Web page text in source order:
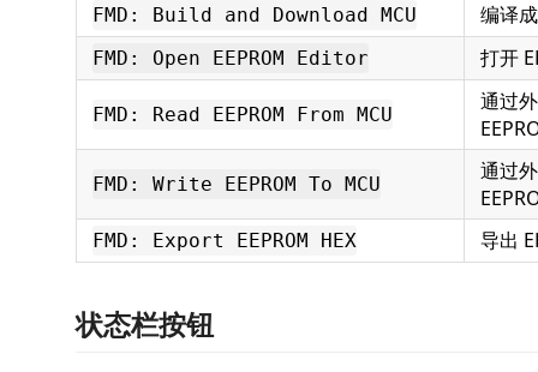
FMD: Build and Download MCU 编译
FMD: Open EEPROM Editor 打开
FMD: Read EEPROM From MCU
通过
FMD: Write EEPROM To MCU
通过
FMD: Export EEPROM HEX 导出
状态栏按钮